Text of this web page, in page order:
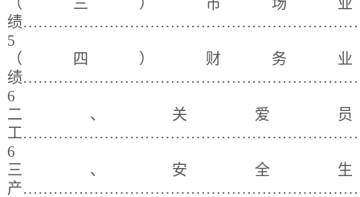
绩…………………………………………………………
5
（四）财务业
绩…………………………………………………………
6
二、关爱员
工
6
三、安全生
产